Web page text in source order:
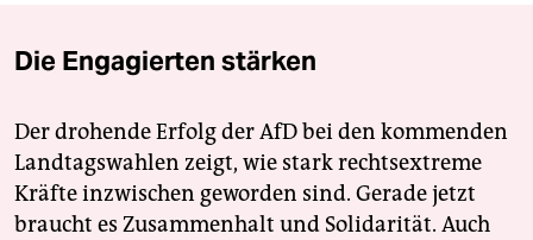
Die Engagierten stärken
Der drohende Erfolg der AfD bei den kommenden
Landtagswahlen zeigt, wie stark rechtsextreme
Kräfte inzwischen geworden sind. Gerade jetzt
braucht es Zusammenhalt und Solidarität. Auch